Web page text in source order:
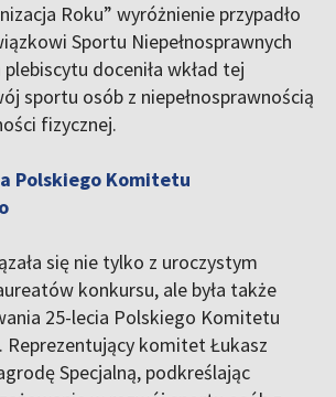
Roku” wyróżnienie przypadło
Sportu Niepełnosprawnych
plebiscytu doceniła wkład tej
sportu osób z niepełnosprawnością
fizycznej.
Polskiego Komitetu
się nie tylko z uroczystym
konkursu, ale była także
25-lecia Polskiego Komitetu
Reprezentujący komitet Łukasz
Specjalną, podkreślając